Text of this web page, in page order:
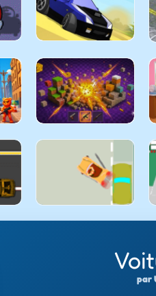
par